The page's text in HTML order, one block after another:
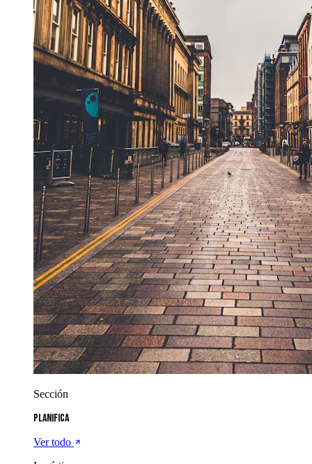
Sección
Planifica
Ver todo